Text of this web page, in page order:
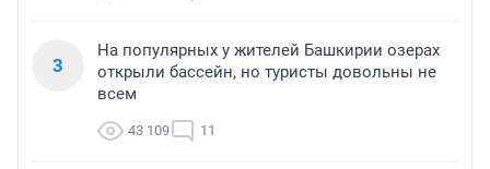
3
На популярных у жителей Башкирии озерах
открыли бассейн, но туристы довольны не
всем
43 109 11